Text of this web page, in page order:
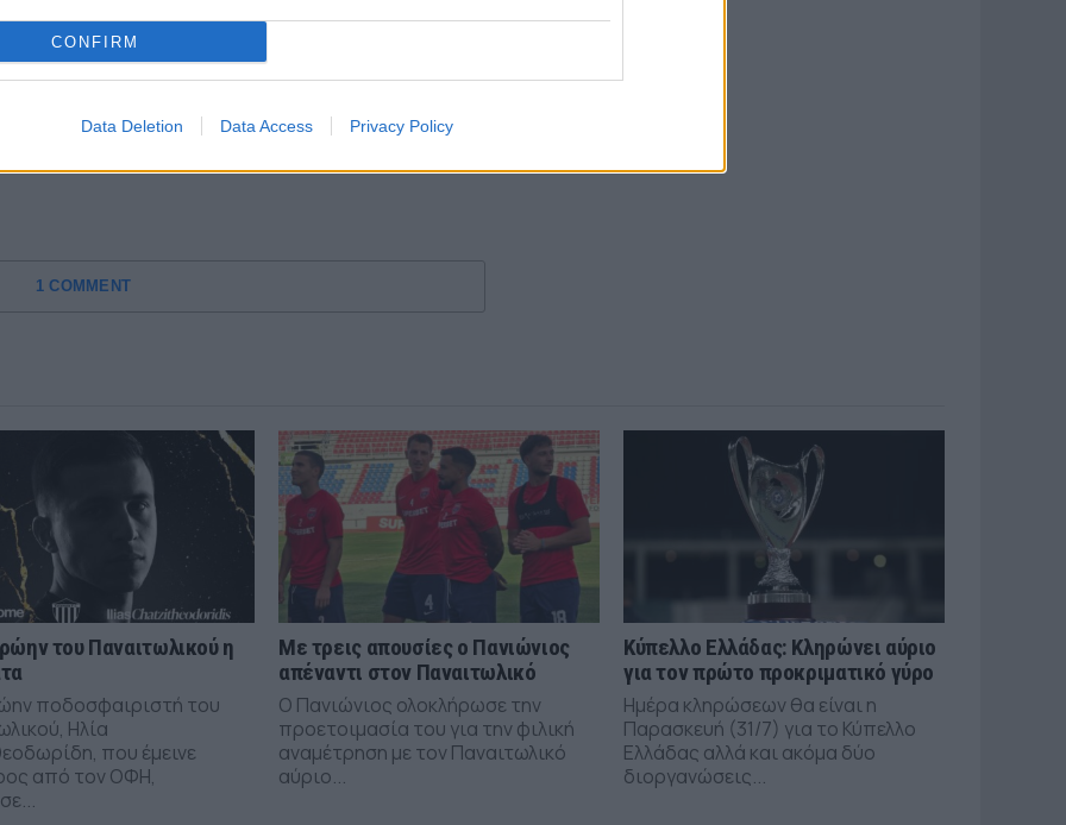
CONFIRM
Data Deletion Data Access Privacy Policy
1 COMMENT
του Παναιτωλικού η
ποδοσφαιριστή του
Ηλία
που έμεινε
από τον ΟΦΗ,
Με τρεις απουσίες ο Πανιώνιος
απέναντι στον Παναιτωλικό
Ο Πανιώνιος ολοκλήρωσε την
προετοιμασία του για την φιλική
αναμέτρηση με τον Παναιτωλικό
αύριο...
Κύπελλο Ελλάδας: Κληρώνει αύριο
για τον πρώτο προκριματικό γύρο
Ημέρα κληρώσεων θα είναι η
Παρασκευή (31/7) για το Κύπελλο
Ελλάδας αλλά και ακόμα δύο
διοργανώσεις...